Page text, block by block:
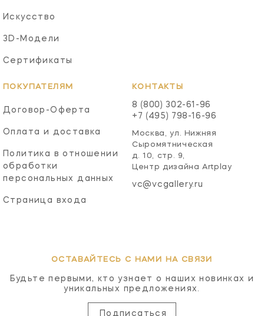
Искусство
3D-Модели
Сертификаты
ПОКУПАТЕЛЯМ
Договор-Оферта
Оплата и доставка
Политика в отношении
обработки
персональных данных
Страница входа
КОНТАКТЫ
8 (800) 302-61-96
+7 (495) 798-16-96
Москва, ул. Нижняя
Сыромятническая
д. 10, стр. 9,
Центр дизайна Artplay
vc@vcgallery.ru
ОСТАВАЙТЕСЬ С НАМИ НА СВЯЗИ
Будьте первыми, кто узнает о наших новинках и
уникальных предложениях.
Подписаться